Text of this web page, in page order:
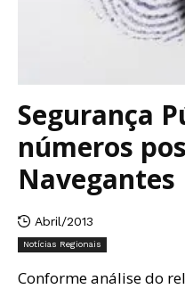
Segurança
números
Navegantes
Abril/2013
Notícias Regionais
Conforme análise do